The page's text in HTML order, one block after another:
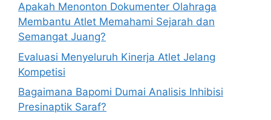
Apakah Menonton Dokumenter Olahraga
Membantu Atlet Memahami Sejarah dan
Semangat Juang?
Evaluasi Menyeluruh Kinerja Atlet Jelang
Kompetisi
Bagaimana Bapomi Dumai Analisis Inhibisi
Presinaptik Saraf?